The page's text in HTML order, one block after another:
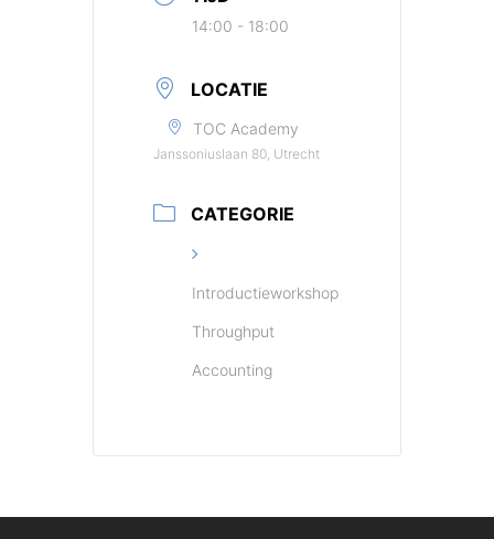
14:00 - 18:00
LOCATIE
TOC Academy
Janssoniuslaan 80, Utrecht
CATEGORIE
Introductieworkshop
Throughput
Accounting